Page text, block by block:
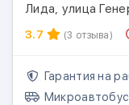
Лида, улица
3.7
(3 отзыва)
Гарантия на